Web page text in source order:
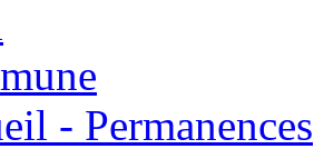
- Permanences